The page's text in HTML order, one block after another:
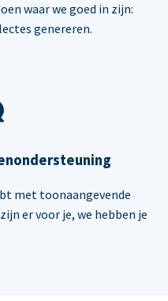
waar we goed in zijn:
genereren.
met toonaangevende
er voor je, we hebben je